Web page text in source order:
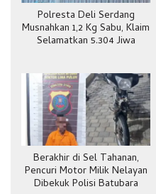
Polresta Deli Serdang
Musnahkan 1,2 Kg Sabu, Klaim
Selamatkan 5.304 Jiwa
Berakhir di Sel Tahanan,
Pencuri Motor Milik Nelayan
Dibekuk Polisi Batubara